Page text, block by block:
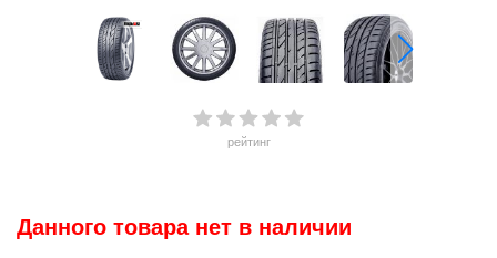
рейтинг
Данного товара нет в наличии